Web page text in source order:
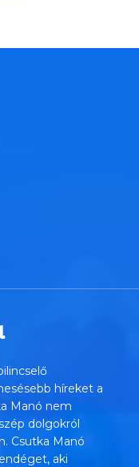
híreket a
Manó nem
dolgokról
Csutka Manó
aki